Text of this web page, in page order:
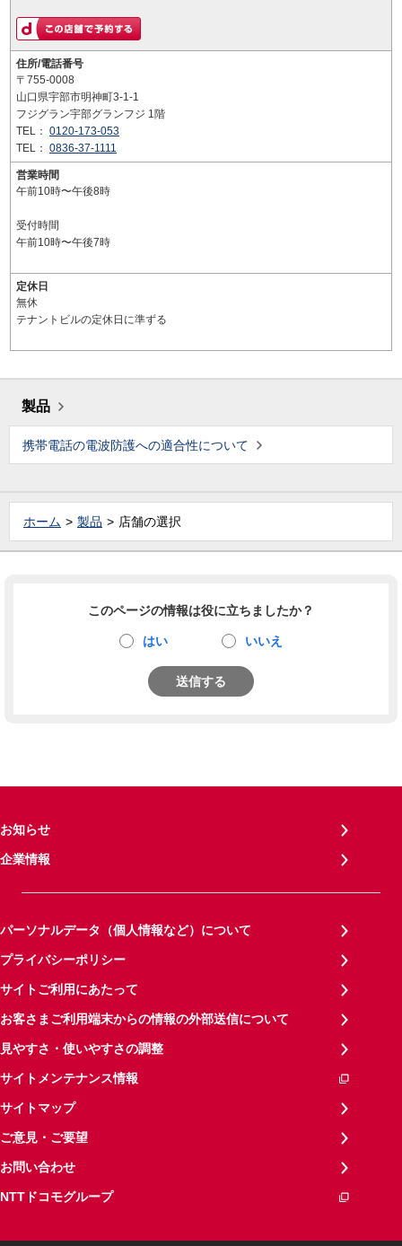
住所/電話番号
〒755-0008
山口県宇部市明神町3-1-1
フジグラン宇部グランフジ 1階
TEL： 0120-173-053
TEL： 0836-37-1111
営業時間
午前10時〜午後8時
受付時間
午前10時〜午後7時
定休日
無休
テナントビルの定休日に準ずる
製品
携帯電話の電波防護への適合性について
ホーム 製品 店舗の選択
このページの情報は役に立ちましたか？
はい いいえ
送信する
お知らせ
企業情報
パーソナルデータ（個人情報など）について
プライバシーポリシー
サイトご利用にあたって
お客さまご利用端末からの情報の外部送信について
見やすさ・使いやすさの調整
サイトメンテナンス情報
サイトマップ
ご意見・ご要望
お問い合わせ
NTTドコモグループ